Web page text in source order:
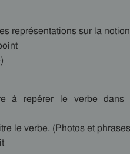
représentations sur la
à repérer le verbe dans
le verbe. (Photos et